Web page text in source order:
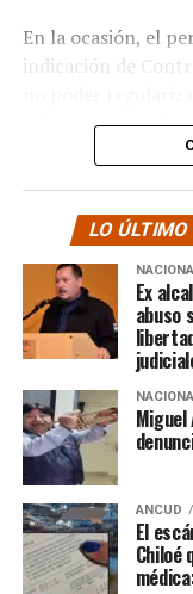
nuestro país,»
expansión de la
atendiendo a las
En la ocasión, el
indicación de
inferiores a 5 mil
organismo
anterior.
“En su minuto,
de Contraloría
sitios, sobre la
medida injusta
Santiago y que
nuestra
dictamen de
deja sin efecto
nuevamente que
de títulos de
vuelvan a seguir
título de
LO ÚLTIMO
Ex
abuso
Miguel
ANCUD
El
Chiloé